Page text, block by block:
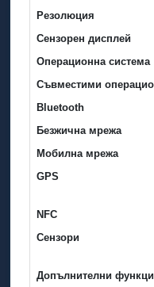
Резолюция
Сензорен дисплей
Операционна система
Съвместими
Bluetooth
Безжична мрежа
Мобилна мрежа
GPS
NFC
Сензори
Допълнителни